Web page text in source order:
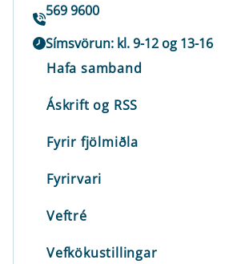
569 9600
Símsvörun: kl. 9-12 og 13-16
Hafa samband
Áskrift og RSS
Fyrir fjölmiðla
Fyrirvari
Veftré
Vefkökustillingar